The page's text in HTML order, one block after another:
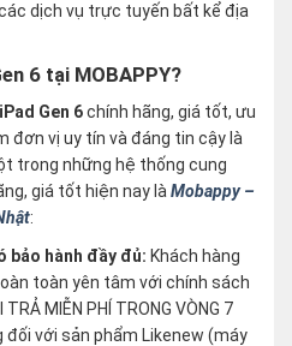
dịch vụ trực tuyến bất kể địa
6 tại MOBAPPY?
iPad Gen 6chính hãng, giá tốt, ưu
đơn vị uy tín và đáng tin cậy là
trong những hệ thống cung
giá tốt hiện nay là Mobappy –
:
bảo hành đầy đủ: Khách hàng
toàn yên tâm với chính sách
MIỄN PHÍ TRONG VÒNG 7
đối với sản phẩm Likenew (máy